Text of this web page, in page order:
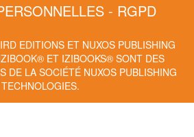
- RGPD
EDITIONS ET NUXOS PUBLISHING
ET IZIBOOKS®SONT DES
DE LA SOCIÉTÉ NUXOS PUBLISHING
TECHNOLOGIES.